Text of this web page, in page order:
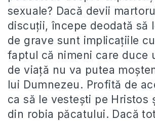
sexuale? Dacă devii
discuții, începe deodată să
de grave sunt implicațiile
faptul că nimeni care duce
de viață nu va putea
lui Dumnezeu. Profită de
ca să le vestești pe Hristos
din robia păcatului. Dacă